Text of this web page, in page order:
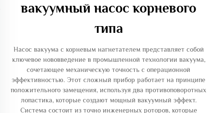
вакуумный насос корневого
типа
Насос вакуума с корневым нагнетателем представляет собой
ключевое нововведение в промышленной технологии вакуума,
сочетающее механическую точность с операционной
эффективностью. Этот сложный прибор работает на принципе
положительного замещения, используя два противоповоротных
лопастика, которые создают мощный вакуумный эффект.
Система состоит из точно инженерных роторов, которые